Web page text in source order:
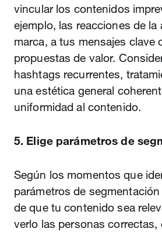
vincular los contenidos
ejemplo, las reacciones de la
marca, a tus mensajes clave
propuestas de valor.
hashtags recurrentes,
una estética general
uniformidad al contenido.
5. Elige parámetros de
Según los momentos que
parámetros de
de que tu contenido sea
verlo las personas correctas,